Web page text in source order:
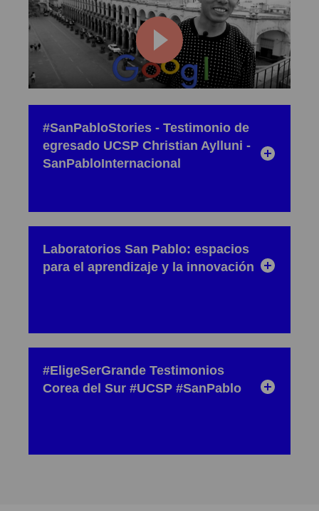
#SanPabloStories - Testimonio de
egresado UCSP Christian Aylluni -
SanPabloInternacional
Laboratorios San Pablo: espacios
para el aprendizaje y la innovación
#EligeSerGrande Testimonios
Corea del Sur #UCSP #SanPablo